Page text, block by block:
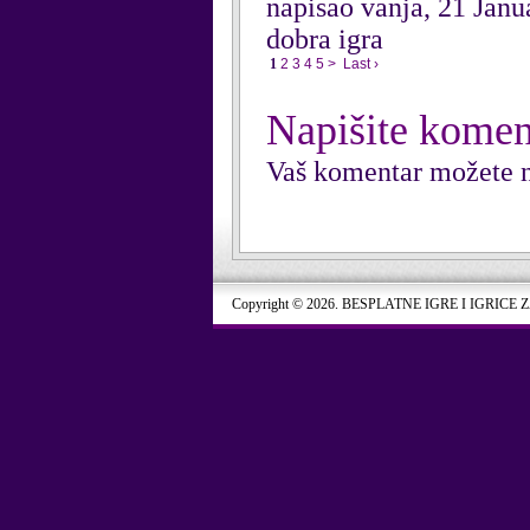
napisao vanja, 21
dobra igra
1 2 3 4 5 > Last ›
Napišite
Vaš komentar možete
Copyright © 2026. BESPLATNE IGRE I IGRICE